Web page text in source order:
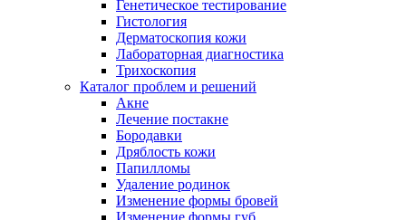
Генетическое тестирование
Гистология
Дерматоскопия кожи
Лабораторная диагностика
Трихоскопия
Каталог проблем и решений
Акне
Лечение постакне
Бородавки
Дряблость кожи
Папилломы
Удаление родинок
Изменение формы бровей
Изменение формы губ